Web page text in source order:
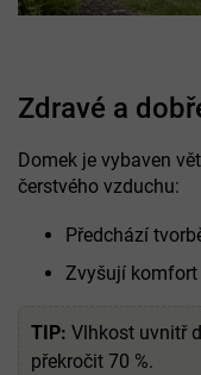
Zdravé a
Domek je vybaven
čerstvého vzduchu:
Předchází
Zvyšují
TIP: Vlhkost uvnitř
překročit 70 %.